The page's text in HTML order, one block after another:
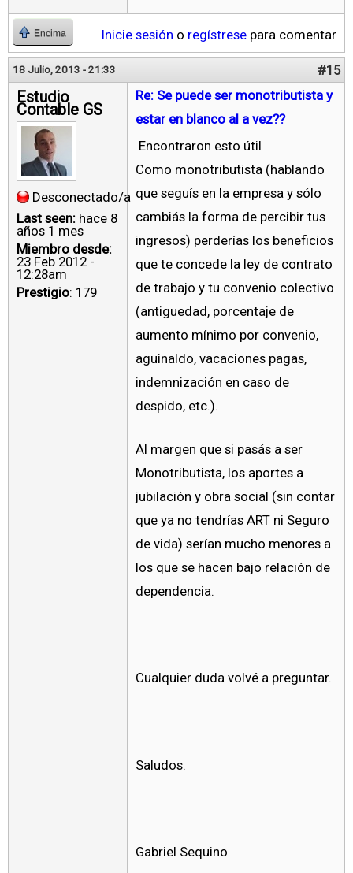
Encima Inicie sesión o regístrese para comentar
18 Julio, 2013 - 21:33 #15
Estudio
Contable GS
Desconectado/a
Last seen: hace 8
años 1 mes
Miembro desde:
23 Feb 2012 -
12:28am
Prestigio: 179
Re: Se puede ser monotributista y
estar en blanco al a vez??
Encontraron esto útil
Como monotributista (hablando
que seguís en la empresa y sólo
cambiás la forma de percibir tus
ingresos) perderías los beneficios
que te concede la ley de contrato
de trabajo y tu convenio colectivo
(antiguedad, porcentaje de
aumento mínimo por convenio,
aguinaldo, vacaciones pagas,
indemnización en caso de
despido, etc.).
Al margen que si pasás a ser
Monotributista, los aportes a
jubilación y obra social (sin contar
que ya no tendrías ART ni Seguro
de vida) serían mucho menores a
los que se hacen bajo relación de
dependencia.
Cualquier duda volvé a preguntar.
Saludos.
Gabriel Sequino